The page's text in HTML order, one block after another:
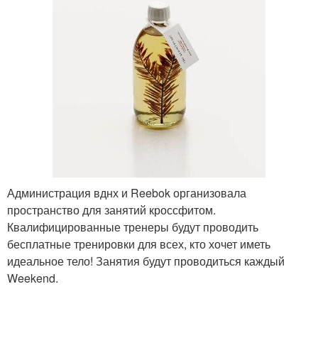
Администрация вднх и Reebok организовала
пространство для занятий кроссфитом.
Квалифицированные тренеры будут проводить
бесплатные тренировки для всех, кто хочет иметь
идеальное тело! Занятия будут проводиться каждый
Weekend.